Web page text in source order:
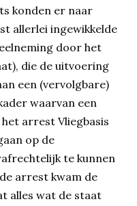
konden er naar
allerlei ingewikkelde
door het
die de uitvoering
een (vervolgbare)
waarvan een
arrest Vliegbasis
op de
te kunnen
arrest kwam de
alles wat de staat